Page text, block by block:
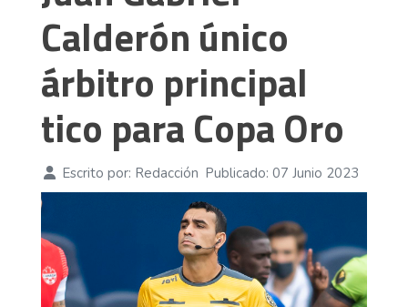
Calderón único
árbitro principal
tico para Copa Oro
Escrito por: Redacción Publicado: 07 Junio 2023